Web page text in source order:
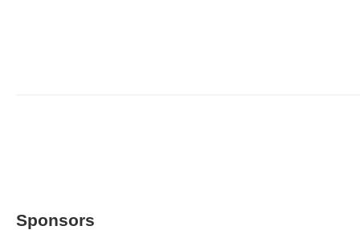
Sponsors